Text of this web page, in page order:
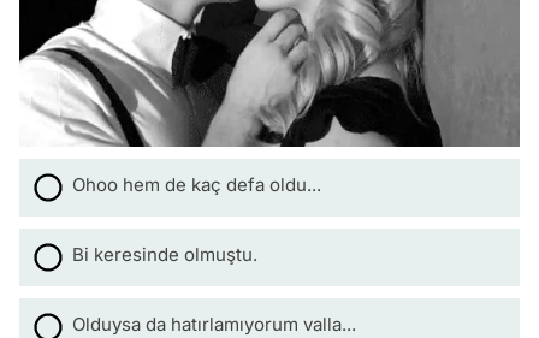
Ohoo hem de kaç defa oldu...
Bi keresinde olmuştu.
Olduysa da hatırlamıyorum valla...